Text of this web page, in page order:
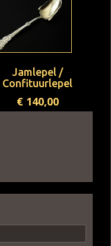
Jamlepel /
Confituurlepel
€140,00